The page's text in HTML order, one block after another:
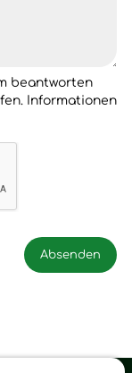
beantworten
Informationen